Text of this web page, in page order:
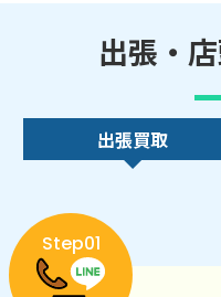
出張・
出張買取
Step01